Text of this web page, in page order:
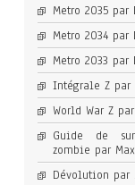
Metro 2035 par
Metro 2034 par
Metro 2033 par
Intégrale Z par
World War Z
Guide de
zombie par
Dévolution par